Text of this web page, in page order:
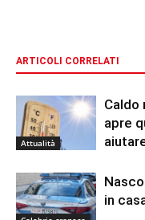
ARTICOLI CORRELATI
Attualità
Caldo
apre
in